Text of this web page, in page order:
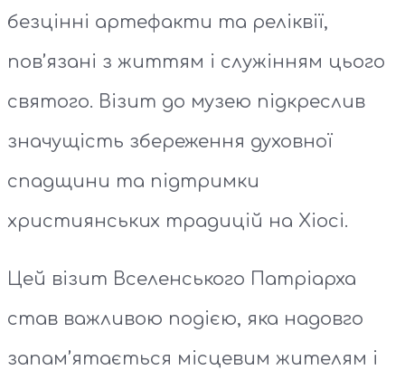
безцінні артефакти та реліквії,
пов’язані з життям і служінням цього
святого. Візит до музею підкреслив
значущість збереження духовної
спадщини та підтримки
християнських традицій на Хіосі.
Цей візит Вселенського Патріарха
став важливою подією, яка надовго
запам’ятається місцевим жителям і